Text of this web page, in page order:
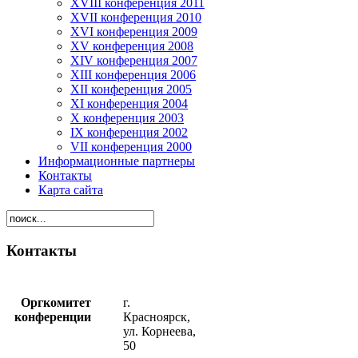
XVIII конференция 2011
XVII конференция 2010
XVI конференция 2009
XV конференция 2008
XIV конференция 2007
XIII конференция 2006
XII конференция 2005
XI конференция 2004
X конференция 2003
IX конференция 2002
VII конференция 2000
Информационные партнеры
Контакты
Карта сайта
Контакты
Оргкомитет
конференции
г.
Красноярск,
ул. Корнеева,
50